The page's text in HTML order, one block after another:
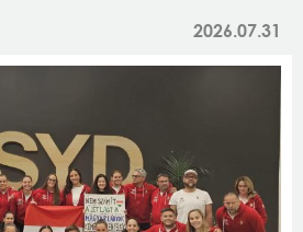
2026.07.31